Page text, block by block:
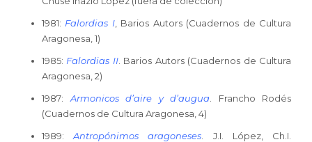
1981: Falordias I, Barios Autors (Cuadernos de Cultura
Aragonesa, 1)
1985: Falordias II. Barios Autors (Cuadernos de Cultura
Aragonesa, 2)
1987: Armonicos d’aire y d’augua . Francho Rodés
(Cuadernos de Cultura Aragonesa, 4)
1989:Antropónimos aragoneses . J.I. López, Ch.I.